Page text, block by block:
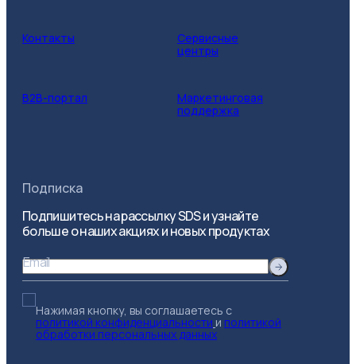
Контакты
Сервисные
центры
B2B-портал
Маркетинговая
поддержка
Подписка
Подпишитесь на рассылку SDS и узнайте
больше о наших акциях и новых продуктах
Email
Нажимая кнопку, вы соглашаетесь с
политикой конфиденциальности и политикой
обработки персональных данных